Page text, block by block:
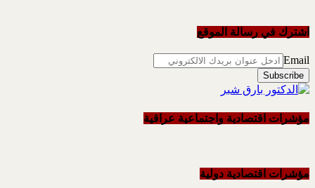
اشترك في رسالة الموقع
Email
مؤشرات اقتصادية واجتماعية عراقية
مؤشرات اقتصادية دولية